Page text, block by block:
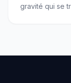
gravité qui se